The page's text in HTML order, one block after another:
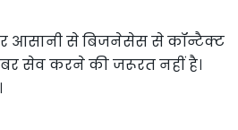
आसानी से बिजनेसेस से कॉन्टैक्ट
सेव करने की जरूरत नहीं है।